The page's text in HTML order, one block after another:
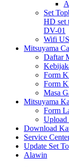
Set
HD set
DV-01
Wifi
Mitsuyama
Daftar
Form
Form
Masa
Mitsuyama
Form
Download
Service
Update Set
Alawin